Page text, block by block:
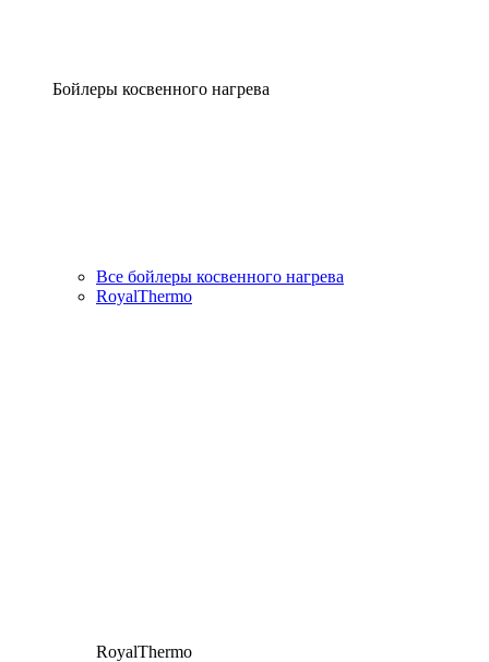
Бойлеры косвенного нагрева
Все бойлеры косвенного нагрева
RoyalThermo
RoyalThermo